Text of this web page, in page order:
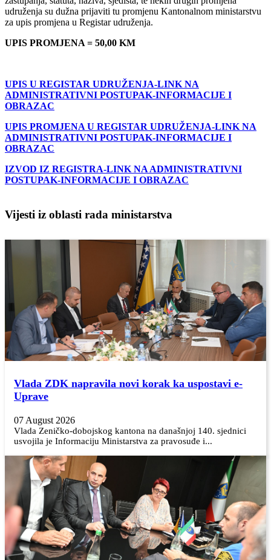
udruženja su dužna prijaviti tu promjenu Kantonalnom ministarstvu
za upis promjena u Registar udruženja.
UPIS PROMJENA = 50,00 KM
UPIS U REGISTAR UDRUŽENJA-LINK NA
ADMINISTRATIVNI POSTUPAK-INFORMACIJE I
OBRAZAC
UPIS PROMJENA U REGISTAR UDRUŽENJA-LINK NA
ADMINISTRATIVNI POSTUPAK-INFORMACIJE I
OBRAZAC
IZVOD IZ REGISTRA-LINK NA ADMINISTRATIVNI
POSTUPAK-INFORMACIJE I OBRAZAC
Vijesti iz oblasti rada ministarstva
Vlada ZDK napravila novi korak ka uspostavi e-
Uprave
07 August 2026
Vlada Zeničko-dobojskog kantona na današnjoj 140. sjednici
usvojila je Informaciju Ministarstva za pravosuđe i...